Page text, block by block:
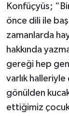
Konfüçyüs;
önce dili ile
zamanlarda
hakkında
gereği hep
varlık
gönülden
ettiğimiz
Seri İlan
Sokak
Sonsöz
Spor